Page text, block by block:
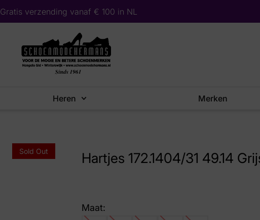
Gratis verzending vanaf € 100 in NL
Heren Merken
Sold Out Hartjes 172.1404/31 49.14
Maat: